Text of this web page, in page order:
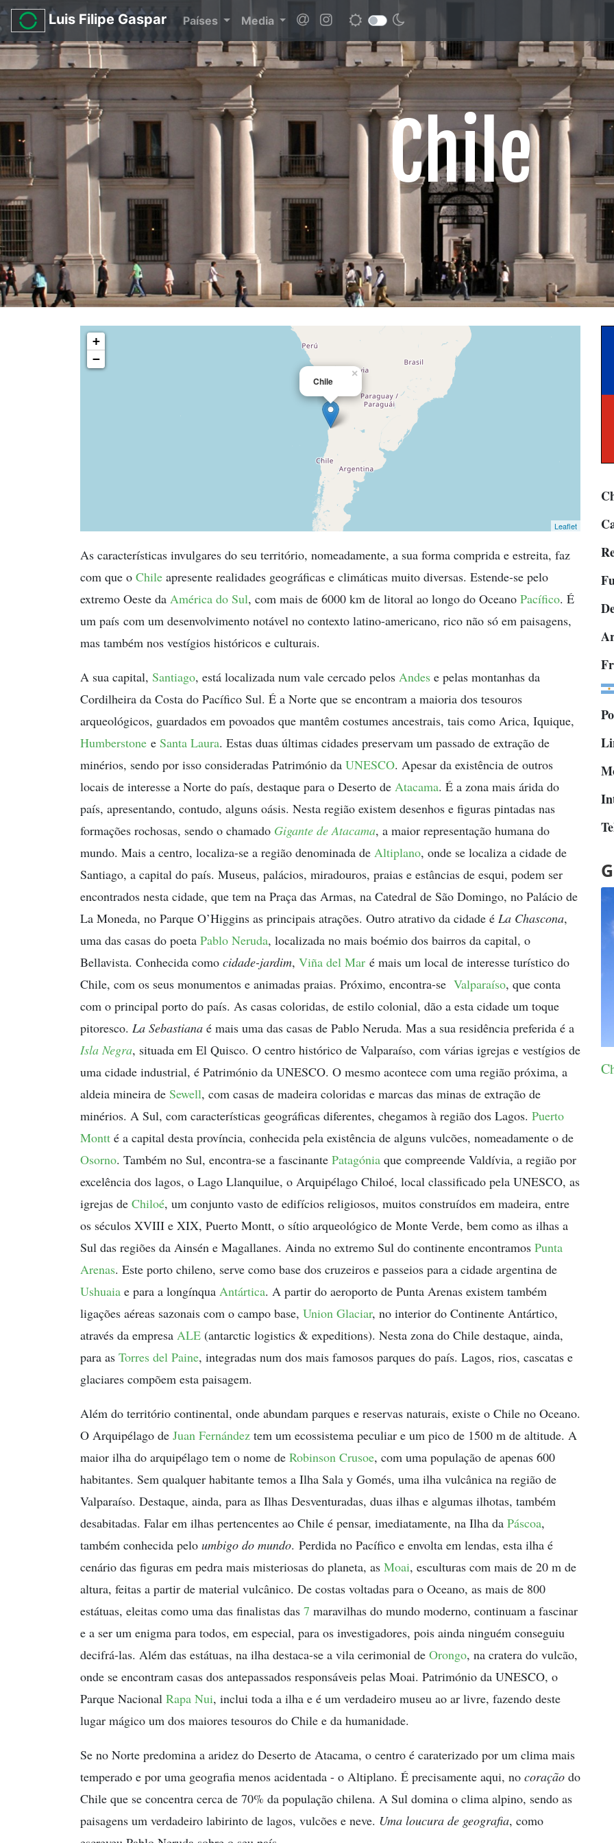
Luis Filipe Gaspar Países Media
Chile
Chile
×
+
−
Leaflet
As características invulgares do seu território, nomeadamente, a sua forma comprida e estreita, faz
com que o Chile apresente realidades geográficas e climáticas muito diversas. Estende-se pelo
extremo Oeste da América do Sul, com mais de 6000 km de litoral ao longo do Oceano Pacífico. É
um país com um desenvolvimento notável no contexto latino-americano, rico não só em paisagens,
mas também nos vestígios históricos e culturais.
A sua capital, Santiago, está localizada num vale cercado pelos Andes e pelas montanhas da
Cordilheira da Costa do Pacífico Sul. É a Norte que se encontram a maioria dos tesouros
arqueológicos, guardados em povoados que mantêm costumes ancestrais, tais como Arica, Iquique,
Humberstone e Santa Laura. Estas duas últimas cidades preservam um passado de extração de
minérios, sendo por isso consideradas Património da UNESCO. Apesar da existência de outros
locais de interesse a Norte do país, destaque para o Deserto de Atacama. É a zona mais árida do
país, apresentando, contudo, alguns oásis. Nesta região existem desenhos e figuras pintadas nas
formações rochosas, sendo o chamado Gigante de Atacama, a maior representação humana do
mundo. Mais a centro, localiza-se a região denominada de Altiplano, onde se localiza a cidade de
Santiago, a capital do país. Museus, palácios, miradouros, praias e estâncias de esqui, podem ser
encontrados nesta cidade, que tem na Praça das Armas, na Catedral de São Domingo, no Palácio de
La Moneda, no Parque O’Higgins as principais atrações. Outro atrativo da cidade é La Chascona,
uma das casas do poeta Pablo Neruda, localizada no mais boémio dos bairros da capital, o
Bellavista. Conhecida como cidade-jardim, Viña del Mar é mais um local de interesse turístico do
Chile, com os seus monumentos e animadas praias. Próximo, encontra-se Valparaíso, que conta
com o principal porto do país. As casas coloridas, de estilo colonial, dão a esta cidade um toque
pitoresco. La Sebastiana é mais uma das casas de Pablo Neruda. Mas a sua residência preferida é a
Isla Negra, situada em El Quisco. O centro histórico de Valparaíso, com várias igrejas e vestígios de
uma cidade industrial, é Património da UNESCO. O mesmo acontece com uma região próxima, a
aldeia mineira de Sewell, com casas de madeira coloridas e marcas das minas de extração de
minérios. A Sul, com características geográficas diferentes, chegamos à região dos Lagos. Puerto
Montt é a capital desta província, conhecida pela existência de alguns vulcões, nomeadamente o de
Osorno. Também no Sul, encontra-se a fascinante Patagónia que compreende Valdívia, a região por
excelência dos lagos, o Lago Llanquilue, o Arquipélago Chiloé, local classificado pela UNESCO, as
igrejas de Chiloé, um conjunto vasto de edifícios religiosos, muitos construídos em madeira, entre
os séculos XVIII e XIX, Puerto Montt, o sítio arqueológico de Monte Verde, bem como as ilhas a
Sul das regiões da Ainsén e Magallanes. Ainda no extremo Sul do continente encontramos Punta
Arenas. Este porto chileno, serve como base dos cruzeiros e passeios para a cidade argentina de
Ushuaia e para a longínqua Antártica. A partir do aeroporto de Punta Arenas existem também
ligações aéreas sazonais com o campo base, Union Glaciar, no interior do Continente Antártico,
através da empresa ALE (antarctic logistics & expeditions). Nesta zona do Chile destaque, ainda,
para as Torres del Paine, integradas num dos mais famosos parques do país. Lagos, rios, cascatas e
glaciares compõem esta paisagem.
Além do território continental, onde abundam parques e reservas naturais, existe o Chile no Oceano.
O Arquipélago de Juan Fernández tem um ecossistema peculiar e um pico de 1500 m de altitude. A
maior ilha do arquipélago tem o nome de Robinson Crusoe, com uma população de apenas 600
habitantes. Sem qualquer habitante temos a Ilha Sala y Gomés, uma ilha vulcânica na região de
Valparaíso. Destaque, ainda, para as Ilhas Desventuradas, duas ilhas e algumas ilhotas, também
desabitadas. Falar em ilhas pertencentes ao Chile é pensar, imediatamente, na Ilha da Páscoa,
também conhecida pelo umbigo do mundo. Perdida no Pacífico e envolta em lendas, esta ilha é
cenário das figuras em pedra mais misteriosas do planeta, as Moai, esculturas com mais de 20 m de
altura, feitas a partir de material vulcânico. De costas voltadas para o Oceano, as mais de 800
estátuas, eleitas como uma das finalistas das 7 maravilhas do mundo moderno, continuam a fascinar
e a ser um enigma para todos, em especial, para os investigadores, pois ainda ninguém conseguiu
decifrá-las. Além das estátuas, na ilha destaca-se a vila cerimonial de Orongo, na cratera do vulcão,
onde se encontram casas dos antepassados responsáveis pelas Moai. Património da UNESCO, o
Parque Nacional Rapa Nui, inclui toda a ilha e é um verdadeiro museu ao ar livre, fazendo deste
lugar mágico um dos maiores tesouros do Chile e da humanidade.
Se no Norte predomina a aridez do Deserto de Atacama, o centro é caraterizado por um clima mais
temperado e por uma geografia menos acidentada - o Altiplano. É precisamente aqui, no coração do
Chile que se concentra cerca de 70% da população chilena. A Sul domina o clima alpino, sendo as
paisagens um verdadeiro labirinto de lagos, vulcões e neve. Uma loucura de geografia, como